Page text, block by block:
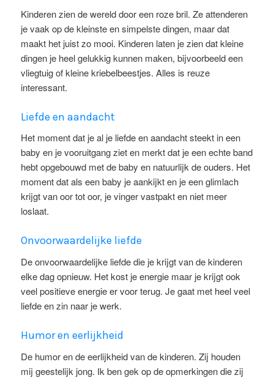
Kinderen zien de wereld door een roze bril. Ze attenderen
je vaak op de kleinste en simpelste dingen, maar dat
maakt het juist zo mooi. Kinderen laten je zien dat kleine
dingen je heel gelukkig kunnen maken, bijvoorbeeld een
vliegtuig of kleine kriebelbeestjes. Alles is reuze
interessant.
Liefde en aandacht
Het moment dat je al je liefde en aandacht steekt in een
baby en je vooruitgang ziet en merkt dat je een echte band
hebt opgebouwd met de baby en natuurlijk de ouders. Het
moment dat als een baby je aankijkt en je een glimlach
krijgt van oor tot oor, je vinger vastpakt en niet meer
loslaat.
Onvoorwaardelijke liefde
De onvoorwaardelijke liefde die je krijgt van de kinderen
elke dag opnieuw. Het kost je energie maar je krijgt ook
veel positieve energie er voor terug. Je gaat met heel veel
liefde en zin naar je werk.
Humor en eerlijkheid
De humor en de eerlijkheid van de kinderen. Zij houden
mij geestelijk jong. Ik ben gek op de opmerkingen die zij